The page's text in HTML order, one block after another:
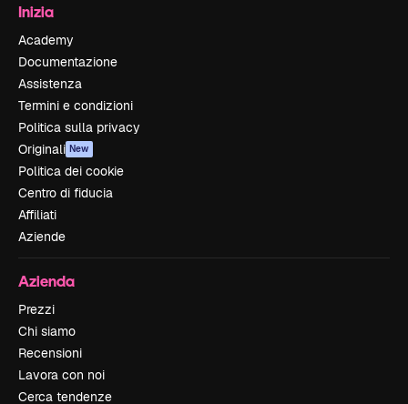
Inizia
Academy
Documentazione
Assistenza
Termini e condizioni
Politica sulla privacy
Originali New
Politica dei cookie
Centro di fiducia
Affiliati
Aziende
Azienda
Prezzi
Chi siamo
Recensioni
Lavora con noi
Cerca tendenze